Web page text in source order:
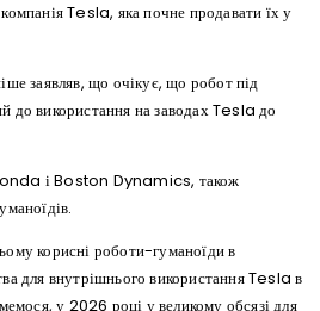
Tesla, яка почне продавати їх у
заявляв, що очікує, що робот під
до використання на заводах Tesla до
і Boston Dynamics, також
корисні роботи-гуманоїди в
для внутрішнього використання Tesla в
у 2026 році у великому обсязі для